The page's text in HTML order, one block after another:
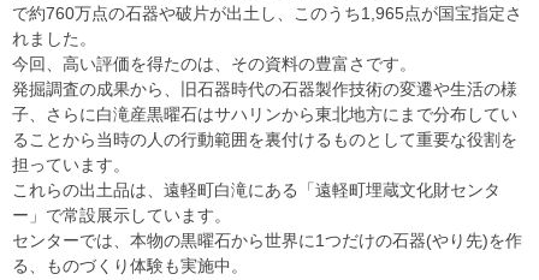
で約760万点の石器や破片が出土し、このうち1,965点が国宝指定さ
れました。
今回、高い評価を得たのは、その資料の豊富さです。
発掘調査の成果から、旧石器時代の石器製作技術の変遷や生活の様
子、さらに白滝産黒曜石はサハリンから東北地方にまで分布してい
ることから当時の人の行動範囲を裏付けるものとして重要な役割を
担っています。
これらの出土品は、遠軽町白滝にある「遠軽町埋蔵文化財センタ
ー」で常設展示しています。
センターでは、本物の黒曜石から世界に1つだけの石器(やり先)を作
る、ものづくり体験も実施中。